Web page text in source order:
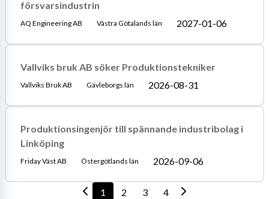
försvarsindustrin
AQ Engineering AB Västra Götalands län 2027-01-06
Vallviks bruk AB söker Produktionstekniker
Vallviks Bruk AB Gävleborgs län 2026-08-31
Produktionsingenjör till spännande industribolag i
Linköping
Friday Väst AB Östergötlands län 2026-09-06
1 2 3 4